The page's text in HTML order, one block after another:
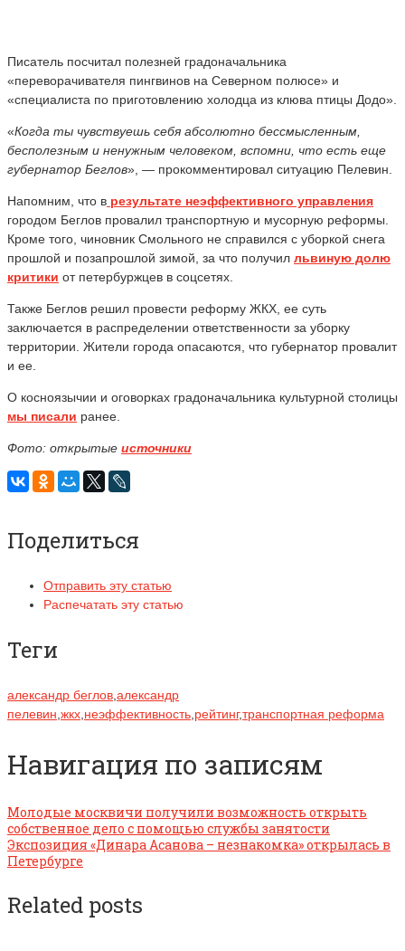
Писатель посчитал полезней градоначальника
«переворачивателя пингвинов на Северном полюсе» и
«специалиста по приготовлению холодца из клюва птицы Додо».
«Когда ты чувствуешь себя абсолютно бессмысленным,
бесполезным и ненужным человеком, вспомни, что есть еще
губернатор Беглов», — прокомментировал ситуацию Пелевин.
Напомним, что в результате неэффективного управления
городом Беглов провалил транспортную и мусорную реформы.
Кроме того, чиновник Смольного не справился с уборкой снега
прошлой и позапрошлой зимой, за что получил львиную долю
критики от петербуржцев в соцсетях.
Также Беглов решил провести реформу ЖКХ, ее суть
заключается в распределении ответственности за уборку
территории. Жители города опасаются, что губернатор провалит
и ее.
О косноязычии и оговорках градоначальника культурной столицы
мы писали ранее.
Фото: открытые источники
Поделиться
Отправить эту статью
Распечатать эту статью
Теги
александр беглов александр
пелевин жкх неэффективность рейтинг,транспортная реформа
Навигация по записям
Молодые москвичи получили возможность открыть
собственное дело с помощью службы занятости
Экспозиция «Динара Асанова – незнакомка» открылась в
Петербурге
Related posts